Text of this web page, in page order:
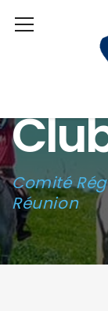
Comité
Réunion